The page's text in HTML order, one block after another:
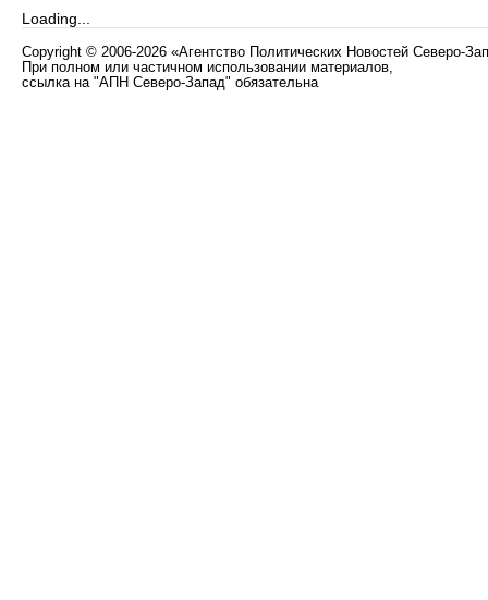
Loading...
Copyright © 2006-2026 «Агентство Политических Новостей Северо-
При полном или частичном использовании материалов,
ссылка на "АПН Северо-Запад" обязательна